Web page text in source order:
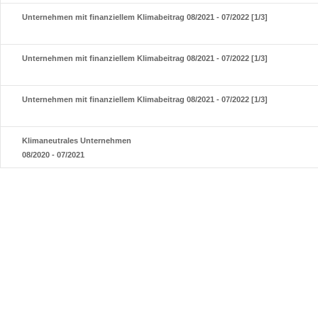
Unternehmen mit finanziellem Klimabeitrag 08/2021 - 07/2022 [1/3]
Unternehmen mit finanziellem Klimabeitrag 08/2021 - 07/2022 [1/3]
Unternehmen mit finanziellem Klimabeitrag 08/2021 - 07/2022 [1/3]
Klimaneutrales Unternehmen
08/2020 - 07/2021